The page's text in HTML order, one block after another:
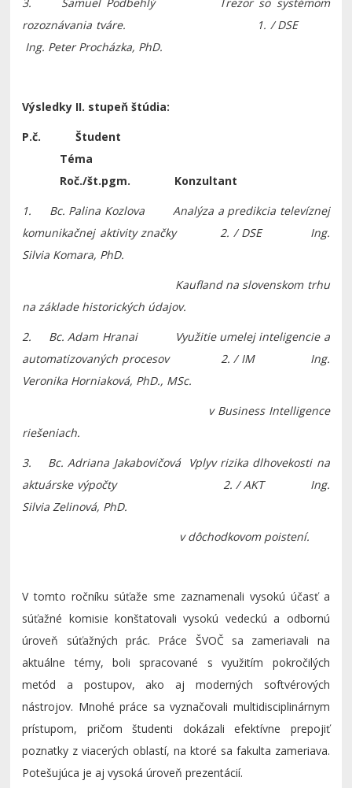
rozoznávania tváre. 1. / DSE
Ing. Peter Procházka, PhD.
Výsledky II. stupeň štúdia:
P.č. Študent
Téma
Roč./št.pgm. Konzultant
1. Bc. Palina Kozlova Analýza a predikcia televíznej
komunikačnej aktivity značky 2. / DSE Ing.
Silvia Komara, PhD.
Kaufland na slovenskom trhu
na základe historických údajov.
2. Bc. Adam Hranai Využitie umelej inteligencie a
automatizovaných procesov 2. / IM Ing.
Veronika Horniaková, PhD., MSc.
v Business Intelligence
riešeniach.
3. Bc. Adriana Jakabovičová Vplyv rizika dlhovekosti na
aktuárske výpočty 2. / AKT Ing.
Silvia Zelinová, PhD.
v dôchodkovom poistení.
V tomto ročníku súťaže sme zaznamenali vysokú účasť a
súťažné komisie konštatovali vysokú vedeckú a odbornú
úroveň súťažných prác. Práce ŠVOČ sa zameriavali na
aktuálne témy, boli spracované s využitím pokročilých
metód a postupov, ako aj moderných softvérových
nástrojov. Mnohé práce sa vyznačovali multidisciplinárnym
prístupom, pričom študenti dokázali efektívne prepojiť
poznatky z viacerých oblastí, na ktoré sa fakulta zameriava.
Potešujúca je aj vysoká úroveň prezentácií.